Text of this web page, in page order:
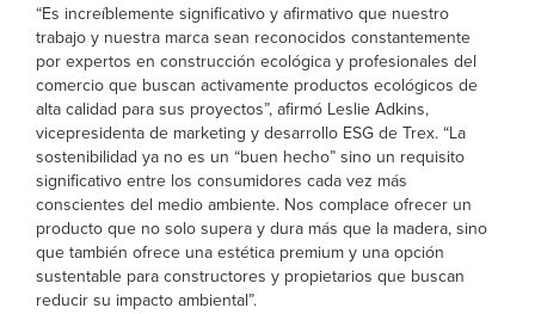
“Es increíblemente significativo y afirmativo que nuestro
trabajo y nuestra marca sean reconocidos constantemente
por expertos en construcción ecológica y profesionales del
comercio que buscan activamente productos ecológicos de
alta calidad para sus proyectos”, afirmó Leslie Adkins,
vicepresidenta de marketing y desarrollo ESG de Trex. “La
sostenibilidad ya no es un “buen hecho” sino un requisito
significativo entre los consumidores cada vez más
conscientes del medio ambiente. Nos complace ofrecer un
producto que no solo supera y dura más que la madera, sino
que también ofrece una estética premium y una opción
sustentable para constructores y propietarios que buscan
reducir su impacto ambiental”.